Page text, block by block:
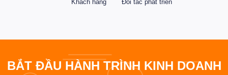
Khách hàng Đối tác phát triển
BẮT ĐẦU HÀNH TRÌNH KINH DOANH